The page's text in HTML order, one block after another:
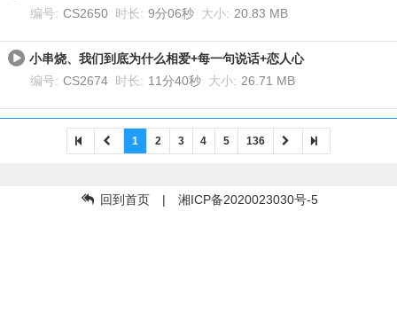
编号: CS2650 时长: 9分06秒 大小: 20.83 MB
小串烧、我们到底为什么相爱+每一句说话+恋人心
编号: CS2674 时长: 11分40秒 大小: 26.71 MB
1 2 3 4 5 136
回到首页| 湘ICP备2020023030号-5